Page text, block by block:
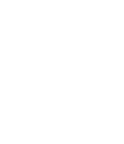
29.06.2026 -
Falsche